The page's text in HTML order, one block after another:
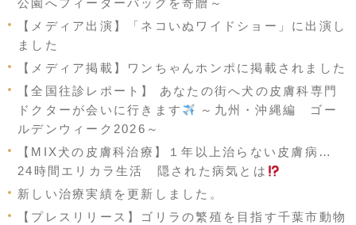
公園へフィーダーバッグを寄贈～
【メディア出演】「ネコいぬワイドショー」に出演し
ました
【メディア掲載】ワンちゃんホンポに掲載されました
【全国往診レポート】 あなたの街へ犬の皮膚科専門
ドクターが会いに行きます
～九州・沖縄編 ゴー
ルデンウィーク2026～
【MIX犬の皮膚科治療】１年以上治らない皮膚病…
24時間エリカラ生活 隠された病気とは
新しい治療実績を更新しました。
【プレスリリース】ゴリラの繁殖を目指す千葉市動物